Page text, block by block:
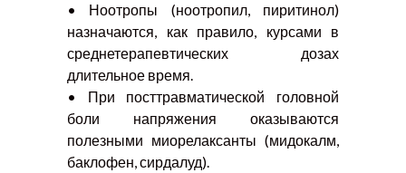
• Ноотропы (ноотропил, пиритинол)
назначаются, как правило, курсами в
среднетерапевтических дозах
длительное время.
• При посттравматической головной
боли напряжения оказываются
полезными миорелаксанты (мидокалм,
баклофен, сирдалуд).